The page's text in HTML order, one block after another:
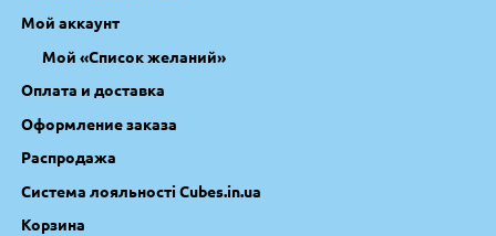
Мой аккаунт
Мой «Список желаний»
Оплата и доставка
Оформление заказа
Распродажа
Система лояльності Cubes.in.ua
Корзина